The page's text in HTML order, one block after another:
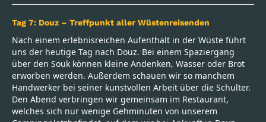
Tag 7: Douz – Treffpunkt aller Wüstenreisenden
Nach einem erlebnisreichen Aufenthalt in der Wüste führt
uns der heutige Tag nach Douz. Bei einem Spaziergang
über den Souk können kleine Andenken, Wasser oder Brot
erworben werden. Außerdem schauen wir so manchem
Handwerker bei seiner kunstvollen Arbeit über die Schulter.
Den Abend verbringen wir gemeinsam im Restaurant,
welches sich nur wenige Gehminuten von unserem